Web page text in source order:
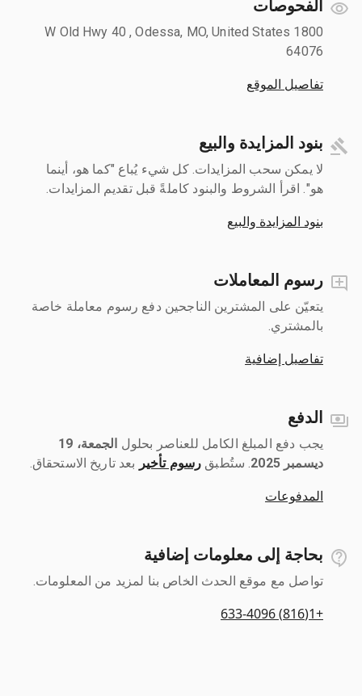
الفحوصات
1800 W Old Hwy 40 , Odessa, MO, United States
64076
تفاصيل الموقع
بنود المزايدة والبيع
لا يمكن سحب المزايدات. كل شيء يُباع "كما هو، أينما
هو". اقرأ الشروط والبنود كاملةً قبل تقديم المزايدات.
بنود المزايدة والبيع
رسوم المعاملات
يتعيّن على المشترين الناجحين دفع رسوم معاملة خاصة
بالمشتري.
تفاصيل إضافية
الدفع
يجب دفع المبلغ الكامل للعناصر بحلول ‎
الجمعة، 19
ديسمبر 2025
‎. ستُطبق رسوم تأخير بعد تاريخ الاستحقاق.
المدفوعات
بحاجة إلى معلومات إضافية
تواصل مع موقع الحدث الخاص بنا لمزيد من المعلومات.
+1(816) 633-4096